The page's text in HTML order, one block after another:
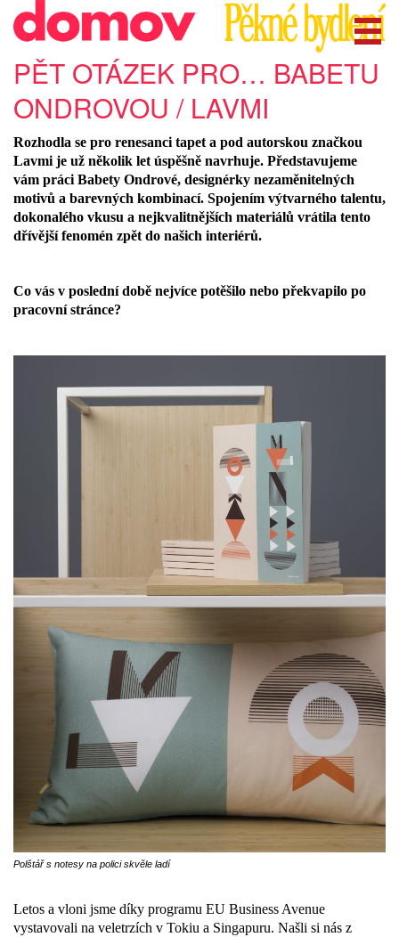
PĚT OTÁZEK PRO… BABETU
ONDROVOU / LAVMI
Rozhodla se pro renesanci tapet a pod autorskou značkou
Lavmi je už několik let úspěšně navrhuje. Představujeme
vám práci Babety Ondrové, designérky nezaměnitelných
motivů a barevných kombinací. Spojením výtvarného talentu,
dokonalého vkusu a nejkvalitnějších materiálů vrátila tento
dřívější fenomén zpět do našich interiérů.
Polštář s notesy na polici skvěle ladí
Co vás v poslední době nejvíce potěšilo nebo překvapilo po
pracovní stránce?
Letos a vloni jsme díky programu EU Business Avenue
vystavovali na veletrzích v Tokiu a Singapuru. Našli si nás z